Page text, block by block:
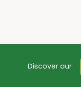
Discover our